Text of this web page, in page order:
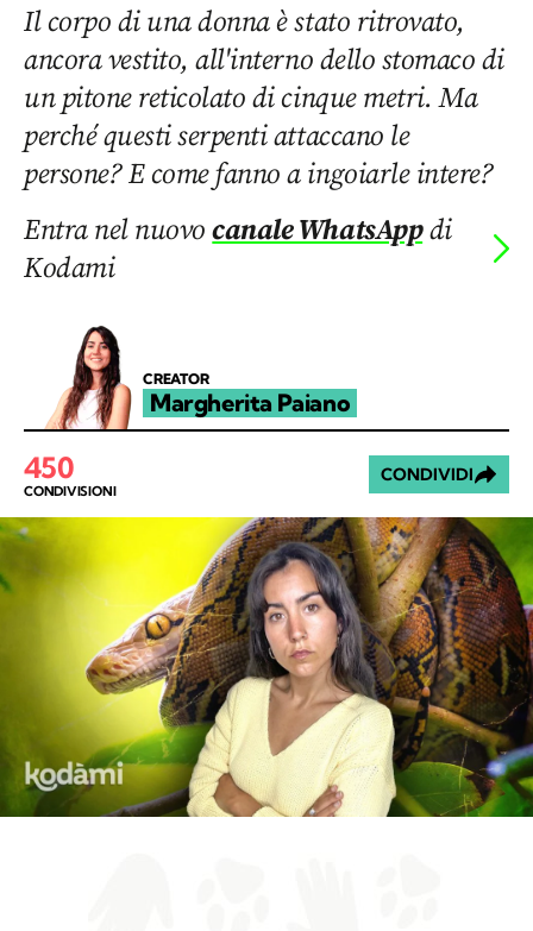
Il corpo di una donna è stato ritrovato,
ancora vestito, all'interno dello stomaco di
un pitone reticolato di cinque metri. Ma
perché questi serpenti attaccano le
persone? E come fanno a ingoiarle intere?
Entra nel nuovocanale WhatsAppdi
Kodami
CREATOR
Margherita Paiano
450
CONDIVISIONI
CONDIVIDI